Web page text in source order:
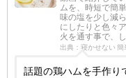
ムを、時短で簡
味の塩を少し減
にしたりと色々
火を通す事で、
出典：寝かせない
話題の鶏ハムを手作り